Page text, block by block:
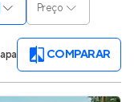
Preço
COMPARAR